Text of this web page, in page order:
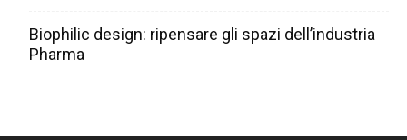
Biophilic design: ripensare gli spazi dell’industria
Pharma